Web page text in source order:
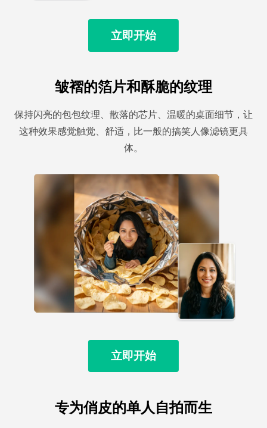
立即开始
皱褶的箔片和酥脆的纹理
保持闪亮的包包纹理、散落的芯片、温暖的桌面细节，让
这种效果感觉触觉、舒适，比一般的搞笑人像滤镜更具
体。
立即开始
专为俏皮的单人自拍而生